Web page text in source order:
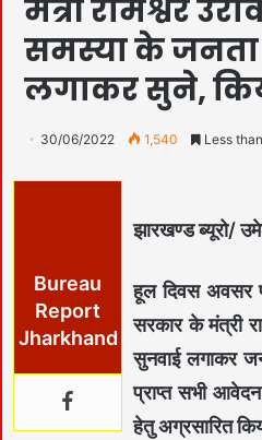
मंत्री रामेश्वर
समस्या के जनता
लगाकर सुने,
30/06/2022 1,540 Less
Bureau
Report
Jharkhand
झारखण्ड ब्यूरो/
हूल दिवस अवसर
सरकार के मंत्री
सुनवाई लगाकर
प्राप्त सभी आवेदन
हेतु अग्रसारित